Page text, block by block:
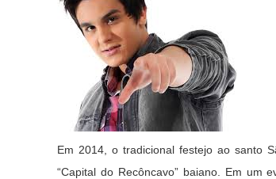
Em 2014, o tradicional festejo ao santo
“Capital do Recôncavo” baiano. Em um